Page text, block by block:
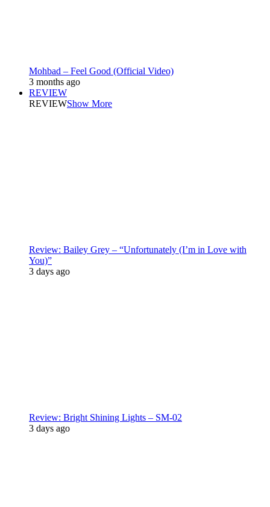
Mohbad – Feel Good (Official Video)
3 months ago
REVIEW
REVIEWShow More
Review: Bailey Grey – “Unfortunately (I’m in Love with
You)”
3 days ago
Review: Bright Shining Lights – SM-02
3 days ago